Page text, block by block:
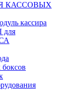
КАССОВЫХ
кассира